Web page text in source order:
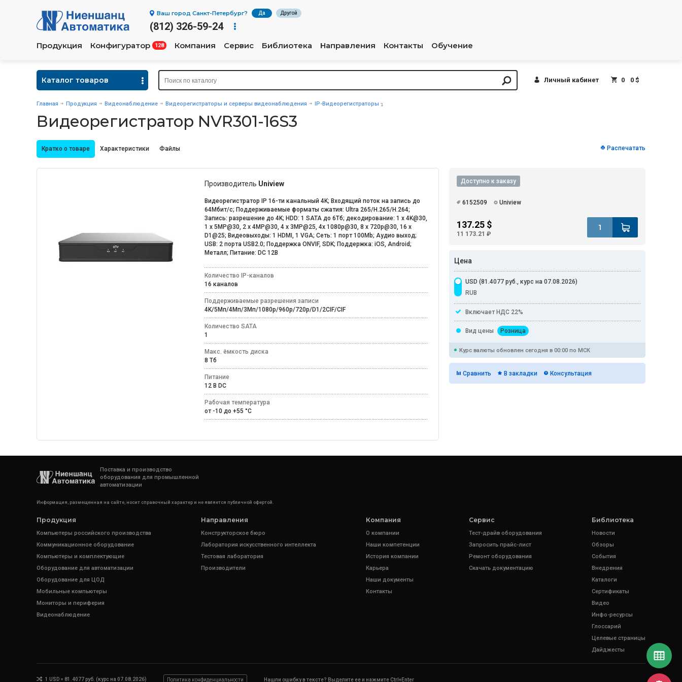
Ваш город Санкт-Петербург? Да Другой
(812) 326-59-24
Продукция Конфигуратор 128 Компания Сервис Библиотека Направления Контакты Обучение
Каталог товаров Личный кабинет 0 0 $
Главная Продукция Видеонаблюдение Видеорегистраторы и серверы видеонаблюдения IP-Видеорегистраторы
Видеорегистратор NVR301-16S3
Кратко о товаре Характеристики Файлы Распечатать
Доступно к заказу
6152509 Uniview
137.25 $
11 173.21 ₽
Цена
USD (81.4077 руб., курс на 07.08.2026)
RUB
Включает НДС 22%
Вид цены Розница
Курс валюты обновлен сегодня в 00:00 по МСК
Сравнить В закладки Консультация
Производитель Uniview
Видеорегистратор IP 16-ти канальный 4K; Входящий поток на запись до
64Мбит/с; Поддерживаемые форматы сжатия: Ultra 265/H.265/H.264;
Запись: разрешение до 4K; HDD: 1 SATA до 6Тб; декодирование: 1 x 4K@30,
1 x 5MP@30, 2 x 4MP@30, 4 x 3MP@25, 4x 1080p@30, 8 x 720p@30, 16 x
D1@25; Видеовыходы: 1 HDMI, 1 VGA; Сеть: 1 порт 100Mb; Аудио выход;
USB: 2 порта USB2.0; Поддержка ONVIF, SDK; Поддержка: iOS, Android;
Металл; Питание: DC 12В
Количество IP-каналов
16 каналов
Поддерживаемые разрешения записи
4K/5Мп/4Мп/3Мп/1080p/960p/720p/D1/2CIF/CIF
Количество SATA
1
Макс. ёмкость диска
8 Тб
Питание
12 В DC
Рабочая температура
от -10 до +55 °С
Поставка и производство
оборудования для промышленной
автоматизации
Информация, размещенная на сайте, носит справочный характер и не является публичной офертой.
Продукция
Компьютеры российского производства
Коммуникационное оборудование
Компьютеры и комплектующие
Оборудование для автоматизации
Оборудование для ЦОД
Мобильные компьютеры
Мониторы и периферия
Видеонаблюдение
Направления
Конструкторское бюро
Лаборатория искусственного интеллекта
Тестовая лаборатория
Производители
Компания
О компании
Наши компетенции
История компании
Карьера
Наши документы
Контакты
Сервис
Тест-драйв оборудования
Запросить прайс-лист
Ремонт оборудования
Скачать документацию
Библиотека
Новости
Обзоры
События
Внедрения
Каталоги
Сертификаты
Видео
Инфо-ресурсы
Глоссарий
Целевые страницы
Дайджесты
1 USD = 81.4077 руб. (курс на 07.08.2026) Политика конфиденциальности Нашли ошибку в тексте? Выделите ее и нажмите Ctrl+Enter